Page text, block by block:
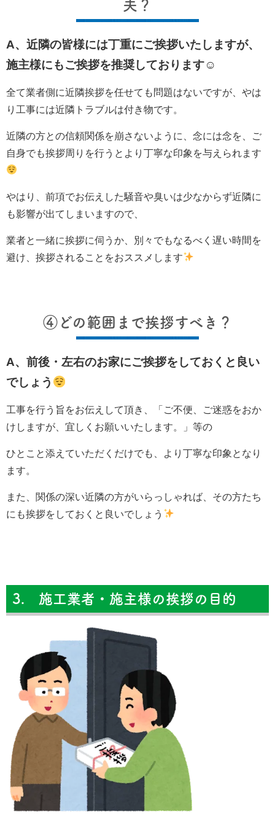
夫？
A、近隣の皆様には丁重にご挨拶いたしますが、
施主様にもご挨拶を推奨しております☺
全て業者側に近隣挨拶を任せても問題はないですが、やは
り工事には近隣トラブルは付き物です。
近隣の方との信頼関係を崩さないように、念には念を、ご
自身でも挨拶周りを行うとより丁寧な印象を与えられます
やはり、前項でお伝えした騒音や臭いは少なからず近隣に
も影響が出てしまいますので、
業者と一緒に挨拶に伺うか、別々でもなるべく遅い時間を
避け、挨拶されることをおススメします
④どの範囲まで挨拶すべき？
A、前後・左右のお家にご挨拶をしておくと良い
でしょう
工事を行う旨をお伝えして頂き、「ご不便、ご迷惑をおか
けしますが、宜しくお願いいたします。」等の
ひとこと添えていただくだけでも、より丁寧な印象となり
ます。
また、関係の深い近隣の方がいらっしゃれば、その方たち
にも挨拶をしておくと良いでしょう
3. 施工業者・施主様の挨拶の目的